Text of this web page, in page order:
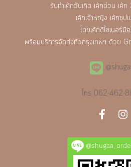
รับทำเค้กวันเกิด เค้กด่วน เค้
เค้กเจ้าหญิง เค้กซุปเ
โดยเค้กดีไซเนอร์มื
พร้อมบริการจัดส่งทั่วกรุงเทพฯ ด้วย
โทร 062-462-